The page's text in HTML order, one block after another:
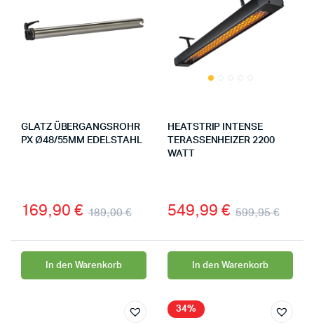
GLATZ ÜBERGANGSROHR
PX Ø48/55MM EDELSTAHL
189,00€
169,90 €
In den Warenkorb
HEATSTRIP INTENSE
TERASSENHEIZER 2200
WATT
599,95€
549,99 €
In den Warenkorb
34%